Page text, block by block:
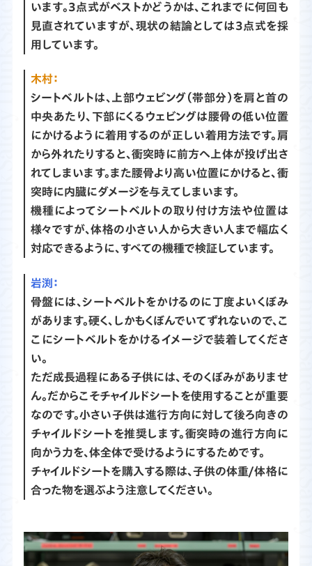
います。3点式がベストかどうかは、これまでに何回も
見直されていますが、現状の結論としては3点式を採
用しています。
木村：
シートベルトは、上部ウェビング（帯部分）を肩と首の
中央あたり、下部にくるウェビングは腰骨の低い位置
にかけるように着用するのが正しい着用方法です。肩
から外れたりすると、衝突時に前方へ上体が投げ出さ
れてしまいます。また腰骨より高い位置にかけると、衝
突時に内臓にダメージを与えてしまいます。
機種によってシートベルトの取り付け方法や位置は
様々ですが、体格の小さい人から大きい人まで幅広く
対応できるように、すべての機種で検証しています。
渕：
骨盤には、シートベルトをかけるのに丁度よいくぼみ
があります。硬く、しかもくぼんでいてずれないので、こ
こにシートベルトをかけるイメージで装着してくださ
い。
ただ成長過程にある子供には、そのくぼみがありませ
ん。だからこそチャイルドシートを使用することが重要
なのです。小さい子供は進行方向に対して後ろ向きの
チャイルドシートを推奨します。衝突時の進行方向に
向かう力を、体全体で受けるようにするためです。
チャイルドシートを購入する際は、子供の体重/体格に
合った物を選ぶよう注意してください。